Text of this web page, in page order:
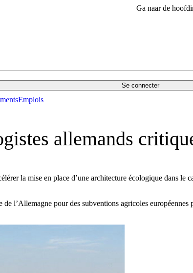
Ga naar de
Se connecter
Emplois
allemands
la mise en place d’une architecture écologique dans le
l’Allemagne pour des subventions agricoles européennes